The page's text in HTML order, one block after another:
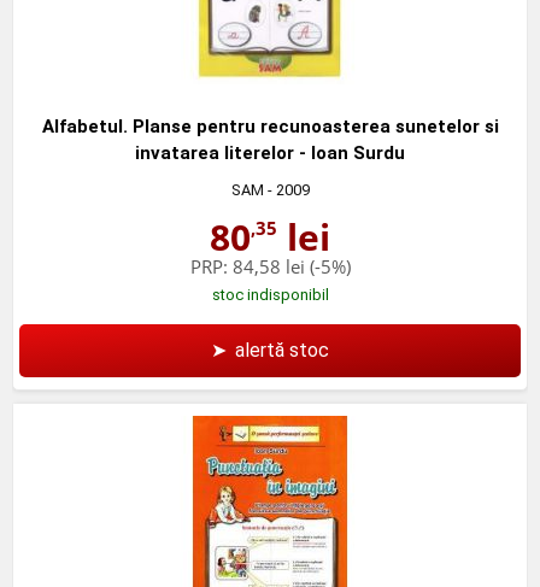
Alfabetul. Planse pentru recunoasterea sunetelor si
invatarea literelor - Ioan Surdu
SAM - 2009
80,35 lei
PRP: 84,58 lei (-5%)
stoc indisponibil
➤ alertă stoc